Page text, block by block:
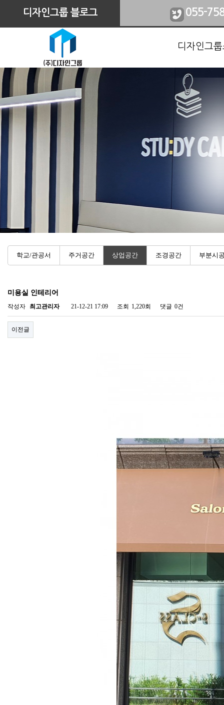
디자인그룹 블로그 055-
디자인그
학교/관공서 주거공간 상업공간 조경공간 부분시
미용실 인테리어
작성자 최고관리자 21-12-21 17:09 조회 1,220회 댓글 0건
이전글